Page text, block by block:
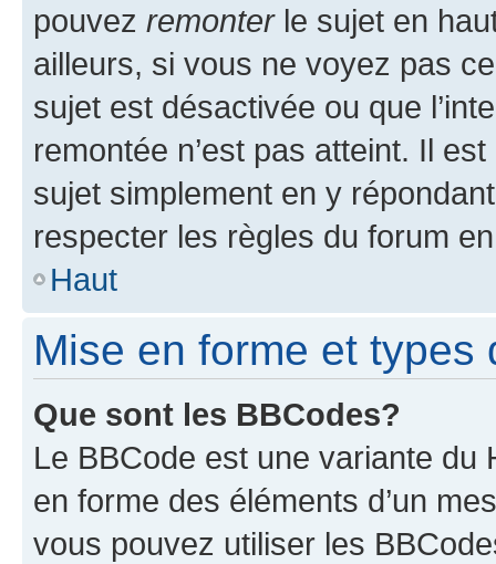
pouvez remonterle sujet en
ailleurs, si vous ne voyez pas
sujet est désactivée ou que
remontée n’est pas atteint. Il
sujet simplement en y
respecter les règles du forum
Haut
Mise en forme et types
Que sont les BBCodes?
Le BBCode est une variante du
en forme des éléments d’un
vous pouvez utiliser les